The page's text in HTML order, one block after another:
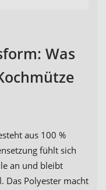
Was
aus 100 %
fühlt sich
an und bleibt
Das Polyester macht